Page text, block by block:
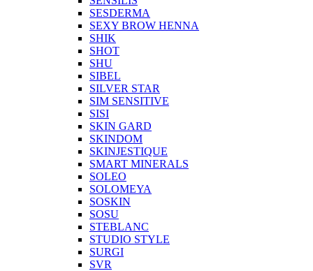
SESDERMA
SEXY BROW HENNA
SHIK
SHOT
SHU
SIBEL
SILVER STAR
SIM SENSITIVE
SISI
SKIN GARD
SKINDOM
SKINJESTIQUE
SMART MINERALS
SOLEO
SOLOMEYA
SOSKIN
SOSU
STEBLANC
STUDIO STYLE
SURGI
SVR